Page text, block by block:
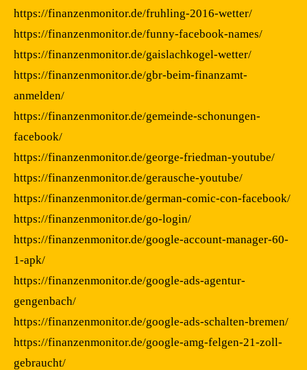
https://finanzenmonitor.de/fruhling-2016-wetter/
https://finanzenmonitor.de/funny-facebook-names/
https://finanzenmonitor.de/gaislachkogel-wetter/
https://finanzenmonitor.de/gbr-beim-finanzamt-
anmelden/
https://finanzenmonitor.de/gemeinde-schonungen-
facebook/
https://finanzenmonitor.de/george-friedman-youtube/
https://finanzenmonitor.de/gerausche-youtube/
https://finanzenmonitor.de/german-comic-con-facebook/
https://finanzenmonitor.de/go-login/
https://finanzenmonitor.de/google-account-manager-60-
1-apk/
https://finanzenmonitor.de/google-ads-agentur-
gengenbach/
https://finanzenmonitor.de/google-ads-schalten-bremen/
https://finanzenmonitor.de/google-amg-felgen-21-zoll-
gebraucht/